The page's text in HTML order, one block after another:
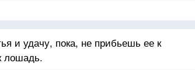
и удачу, пока, не прибьешь ее к
лошадь.